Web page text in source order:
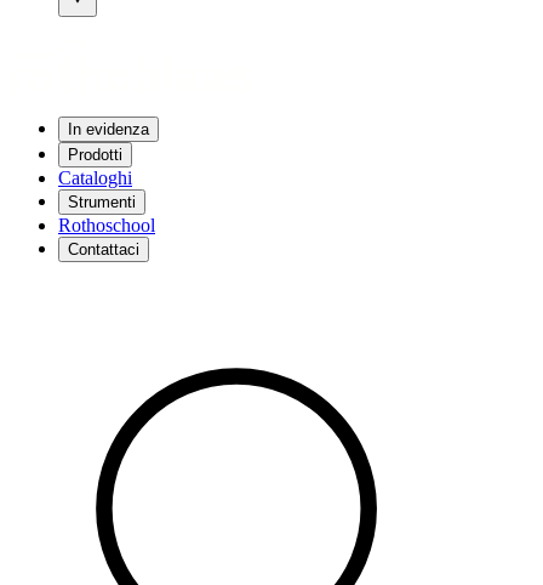
In evidenza
Prodotti
Cataloghi
Strumenti
Rothoschool
Contattaci